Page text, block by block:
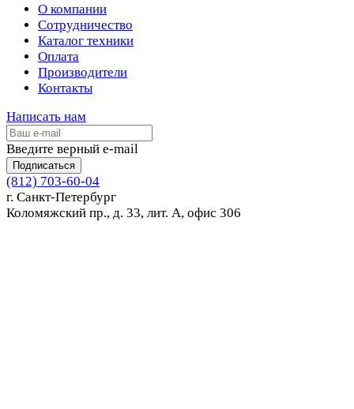
О компании
Сотрудничество
Каталог техники
Оплата
Производители
Контакты
Написать нам
Введите верный e-mail
Подписаться
(812) 703-60-04
г. Санкт-Петербург
Коломяжский пр., д. 33, лит. А, офис 306